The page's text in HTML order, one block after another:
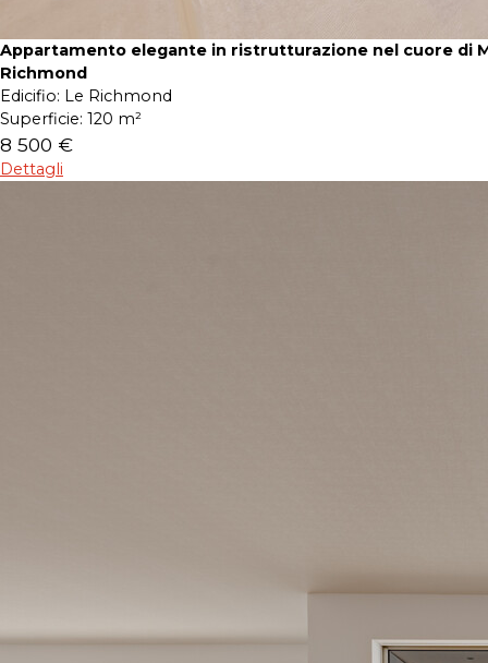
Appartamento elegante in ristrutturazione nel cuore di
Richmond
Edicifio: Le Richmond
Superficie: 120 m²
8 500 €
Dettagli